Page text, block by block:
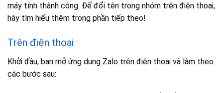
máy tính thành công. Để đổi tên trong nhóm trên điện thoại,
hãy tìm hiểu thêm trong phần tiếp theo!
Trên điện thoại
Khởi đầu, bạn mở ứng dụng Zalo trên điện thoại và làm theo
các bước sau: